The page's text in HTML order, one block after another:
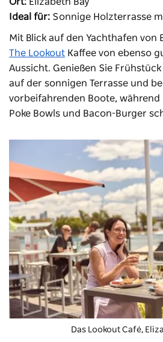
Ideal für: Sonnige Holzterrasse
Mit Blick auf den Yachthafen von
The Lookout Kaffee von ebenso
Aussicht. Genießen Sie
auf der sonnigen Terrasse und
vorbeifahrenden Boote, während
Poke Bowls und Bacon-Burger
Das Lookout Café,